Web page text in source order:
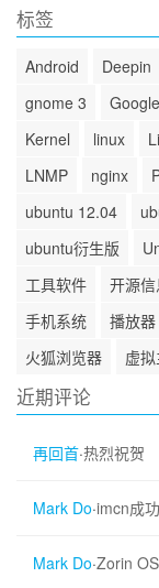
标签
Android Deepin
gnome 3
Google
Kernel
linux
LNMP
nginx
ubuntu 12.04
ubuntu衍生版
工具软件
开源信
手机系统
播放器
火狐浏览器
虚
近期评论
再回首·热烈祝贺
Mark Do·imcn成
Mark Do·Zorin